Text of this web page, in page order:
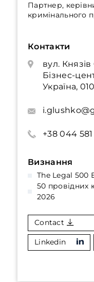
Партнер,
кримінального
Контакти
вул.
Бізнес-
Україна,
+38 044 581
Визнання
The Legal 500
50 провідних
2026
Contact
Linkedin